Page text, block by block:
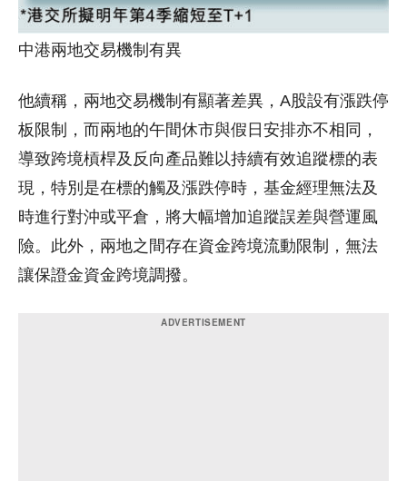
中港兩地交易機制有異
他續稱，兩地交易機制有顯著差異，A股設有漲跌停
板限制，而兩地的午間休市與假日安排亦不相同，
導致跨境槓桿及反向產品難以持續有效追蹤標的表
現，特別是在標的觸及漲跌停時，基金經理無法及
時進行對沖或平倉，將大幅增加追蹤誤差與營運風
險。此外，兩地之間存在資金跨境流動限制，無法
讓保證金資金跨境調撥。